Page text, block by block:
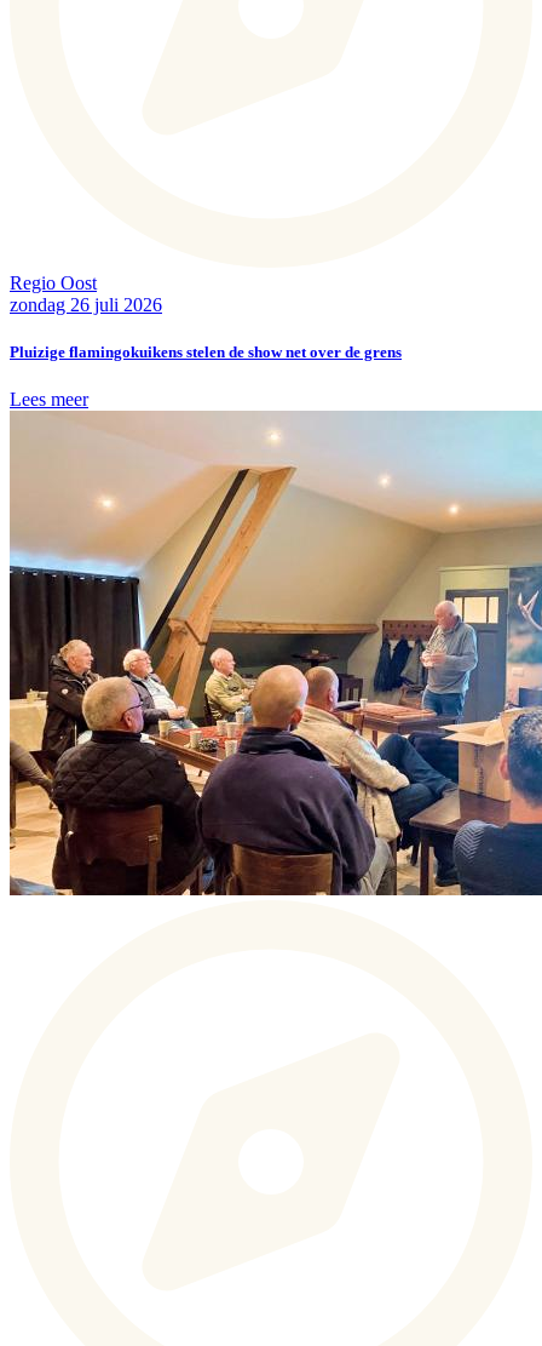
Regio Oost
zondag 26 juli 2026
Pluizige flamingokuikens stelen de show net over de grens
Lees meer